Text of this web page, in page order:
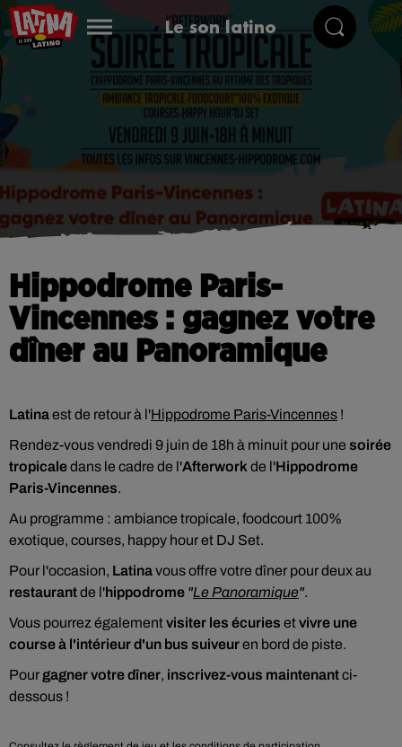
Le son latino
Hippodrome Paris-
Vincennes : gagnez votre
dîner au Panoramique
Latinaest de retour à l'Hippodrome Paris-Vincennes !
Rendez-vous vendredi 9 juin de 18h à minuit pour une soirée
tropicaledans le cadre de l'Afterwork de l'Hippodrome
Paris-Vincennes.
Au programme : ambiance tropicale, foodcourt 100%
exotique, courses, happy hour et DJ Set.
Pour l'occasion, Latinavous offre votre dîner pour deux au
restaurantde l'hippodrome "Le Panoramique".
Vous pourrez égalementvisiter les écuries etvivre une
course à l'intérieur d'un bus suiveuren bord de piste.
Pour gagner votre dîner, inscrivez-vous maintenantci-
dessous !